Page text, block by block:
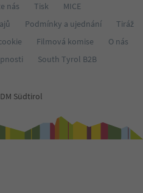
nás Tisk
MICE
Podmínky a ujednání
Tiráž
Filmová komise
O nás
South Tyrol B2B
Südtirol